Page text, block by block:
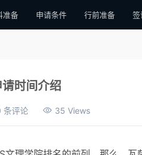
准备 申请条件 行前准备 签
时间介绍
条评论 35 Views